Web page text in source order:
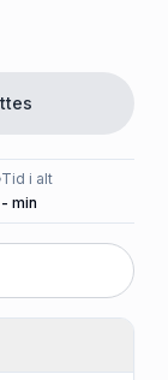
Tid i alt
- min